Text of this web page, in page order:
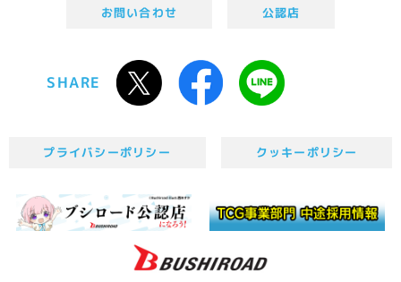
お問い合わせ 公認店
SHARE
プライバシーポリシー クッキーポリシー